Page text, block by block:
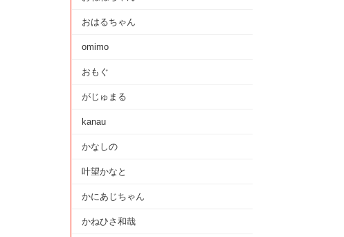
おはるちゃん
omimo
おもぐ
がじゅまる
kanau
かなしの
叶望かなと
かにあじちゃん
かねひさ和哉